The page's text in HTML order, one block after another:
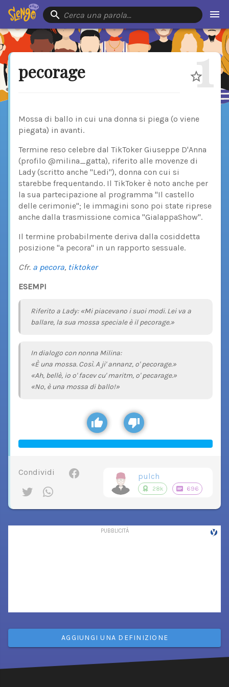
Cerca una parola…
pecorage 1
Mossa di ballo in cui una donna si piega (o viene
piegata) in avanti.
Termine reso celebre dal TikToker Giuseppe D'Anna
(profilo @milina_gatta), riferito alle movenze di
Lady (scritto anche "Ledi"), donna con cui si
starebbe frequentando. Il TikToker è noto anche per
la sua partecipazione al programma "Il castello
delle cerimonie"; le immagini sono poi state riprese
anche dalla trasmissione comica "GialappaShow".
Il termine probabilmente deriva dalla cosiddetta
posizione "a pecora" in un rapporto sessuale.
Cfr. a pecora, tiktoker
ESEMPI
Riferito a Lady: «Mi piacevano i suoi modi. Lei va a
ballare, la sua mossa speciale è il pecorage.»
In dialogo con nonna Milina:
«È una mossa. Così. A ji' annanz, o' pecorage.»
«Ah, bellè, io o' facev cu' maritm, o' pecarage.»
«No, è una mossa di ballo!»
Condividi pulch
28k 696
AGGIUNGI UNA DEFINIZIONE